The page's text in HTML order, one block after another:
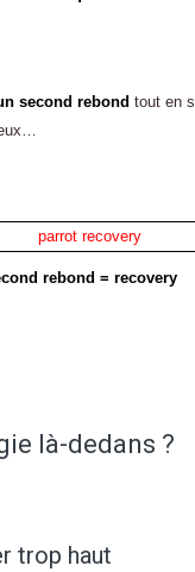
second rebond tout en
rebond = recovery
là-dedans ?
trop haut